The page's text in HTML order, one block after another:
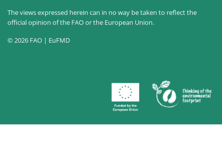
The views expressed herein can in no way be taken to reflect the
official opinion of the FAO or the European Union.
© 2026 FAO | EuFMD